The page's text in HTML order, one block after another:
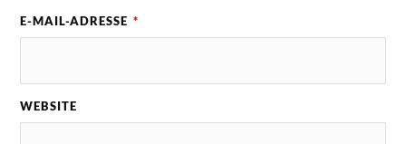
E-MAIL-ADRESSE *
WEBSITE